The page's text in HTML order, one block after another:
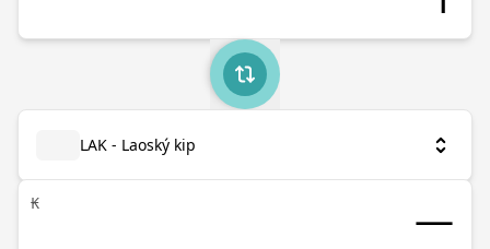
LAK - Laoský kip
₭